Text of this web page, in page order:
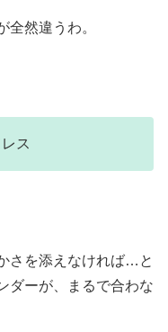
全然違うわ。
ス
さを添えなければ…と
ダーが、まるで合わな